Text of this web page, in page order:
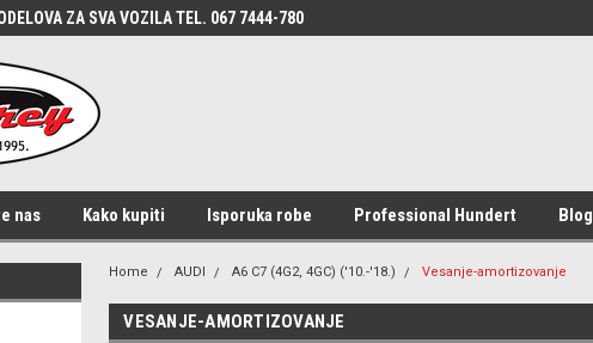
ZA SVA VOZILA TEL. 067 7444-780
nas Kako kupiti Isporuka robe Professional Hundert Blog
Home AUDI A6 C7 (4G2, 4GC) ('10.-'18.) Vesanje-amortizovanje
VESANJE-AMORTIZOVANJE